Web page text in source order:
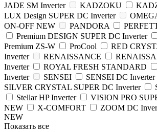
JADE SM Inverter
KADZOKU
LUX Design SUPER DC Inverter
ON-OFF NEW
PANDORA
Premium DESIGN SUPER DC Inverter
Premium ZS-W
ProCool
RED
Inverter
RENAISSANCE
Inverter
ROYAL FRESH STANDARD
Inverter
SENSEI SENSEI DC Inverter
SILVER CRYSTAL SUPER DC Inverter
Stellar HP Inverter
VISION PRO
NEW
X-COMFORT ZOOM DC
NEW
Показать все